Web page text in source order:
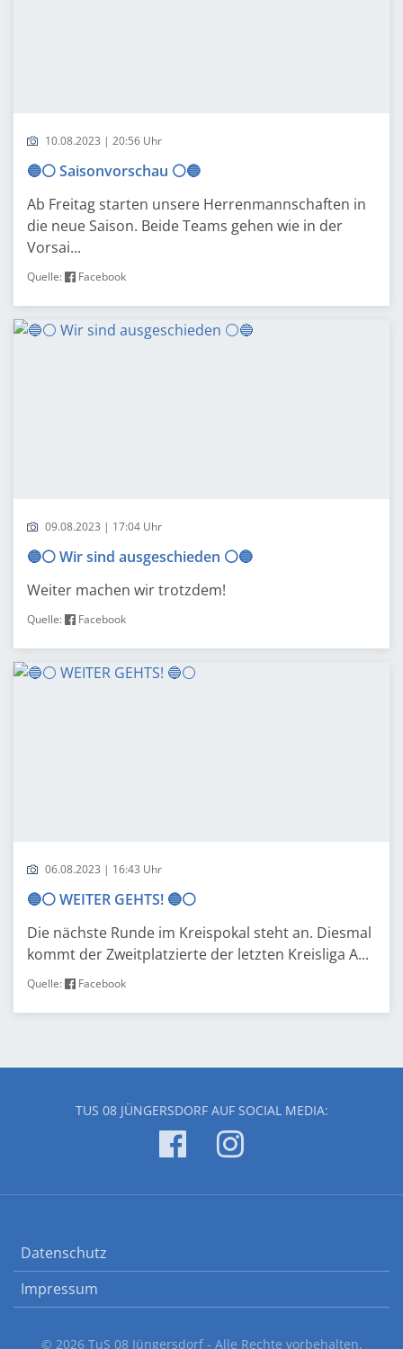
10.08.2023 | 20:56 Uhr
🔵⚪️ Saisonvorschau ⚪️🔵
Ab Freitag starten unsere Herrenmannschaften in
die neue Saison. Beide Teams gehen wie in der
Vorsai...
Quelle: Facebook
09.08.2023 | 17:04 Uhr
🔵⚪️ Wir sind ausgeschieden ⚪️🔵
Weiter machen wir trotzdem!
Quelle: Facebook
06.08.2023 | 16:43 Uhr
🔵⚪️ WEITER GEHTS! 🔵⚪️
Die nächste Runde im Kreispokal steht an. Diesmal
kommt der Zweitplatzierte der letzten Kreisliga A...
Quelle: Facebook
TUS 08 JÜNGERSDORF AUF SOCIAL MEDIA:
Datenschutz
Impressum
© 2026 TuS 08 Jüngersdorf - Alle Rechte vorbehalten.